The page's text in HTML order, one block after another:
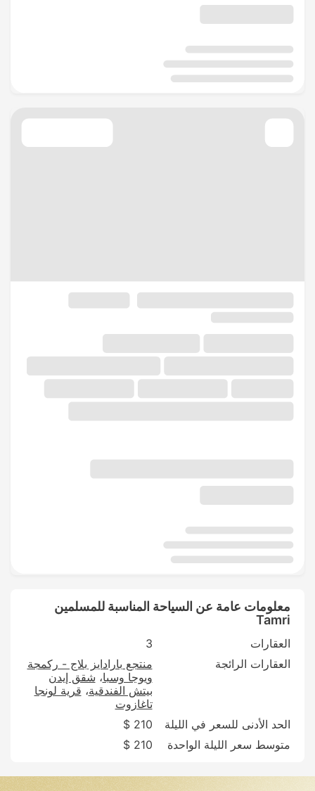
معلومات عامة عن السياحة المناسبة للمسلمين
Tamri
العقارات
3
العقارات الرائجة
منتجع بارادايز بلاج - ركمجة
ويوجا وسبا شقق إيدن
بيتش الفندقية قرية لونجا
تاغازوت
الحد الأدنى للسعر في الليلة
210 $
متوسط سعر الليلة الواحدة
210 $